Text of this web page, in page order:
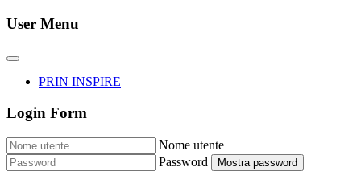
User Menu
PRIN INSPIRE
Login Form
Nome utente
Password
Mostra password